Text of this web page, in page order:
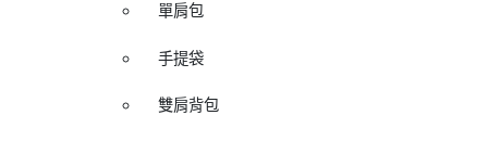
單肩包
手提袋
雙肩背包